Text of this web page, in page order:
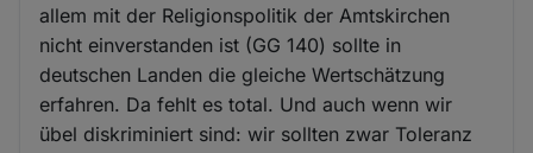
allem mit der Religionspolitik der Amtskirchen
nicht einverstanden ist (GG 140) sollte in
deutschen Landen die gleiche Wertschätzung
erfahren. Da fehlt es total. Und auch wenn wir
übel diskriminiert sind: wir sollten zwar Toleranz